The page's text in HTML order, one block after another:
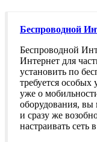
Беспроводной
Беспроводной
Интернет для
установить по
требуется особых
уже о
оборудования, вы
и сразу же
настраивать